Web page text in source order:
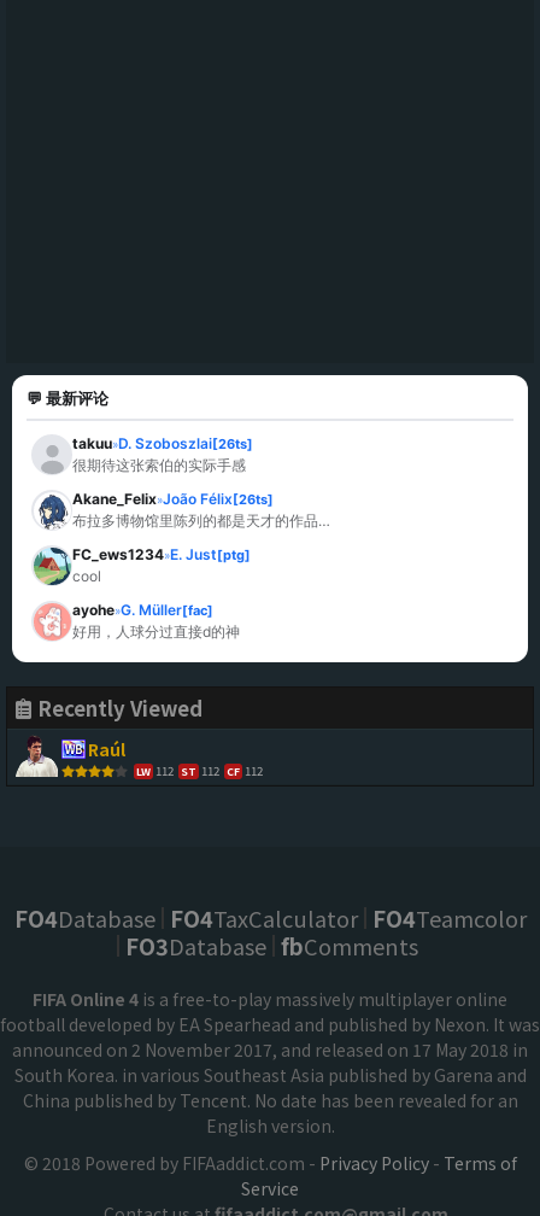
💬 最新评论
takuu»D. Szoboszlai[26ts]
很期待这张索伯的实际手感
Akane_Felix»João Félix[26ts]
布拉多博物馆里陈列的都是天才的作品…
FC_ews1234»E. Just[ptg]
cool
ayohe»G. Müller[fac]
好用，人球分过直接d的神
Recently Viewed
Raúl
LW 112 ST 112 CF 112
FO4Database FO4TaxCalculator FO4Teamcolor
FO3Database fbComments
FIFA Online 4 is a free-to-play massively multiplayer online
football developed by EA Spearhead and published by Nexon. It was
announced on 2 November 2017, and released on 17 May 2018 in
South Korea. in various Southeast Asia published by Garena and
China published by Tencent. No date has been revealed for an
English version.
© 2018 Powered by FIFAaddict.com - Privacy Policy- Terms of
Service